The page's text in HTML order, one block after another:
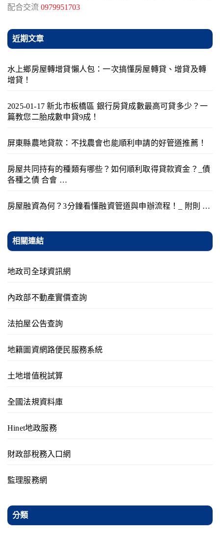
配合交流 0979951703
近期文章
水上鄉房屋轉增貸懶人包：一次搞懂房屋轉貸、增貸及轉
增貸！
2025-01-17 新北市板橋區 銀行房貸成數最高可貸多少？一
篇教您二胎成數申貸9成！
屏東縣農地貸款：不找農會也能順利申請的好管道推薦！
房屋共同持有的種類有哪些？如何順利取得貸款資金？_債
各種之債 合會 …
房屋融資為何？3分鐘看懂融資管道與申辦流程！_ 附則 …
相關連結
地政司全球資訊網
內政部不動產實價查詢
法拍屋公告查詢
地籍圖資網路便民服務系統
土地增值稅試算
全國法規資料庫
Hinet地政服務
財政部稅務入口網
監理服務網
分類